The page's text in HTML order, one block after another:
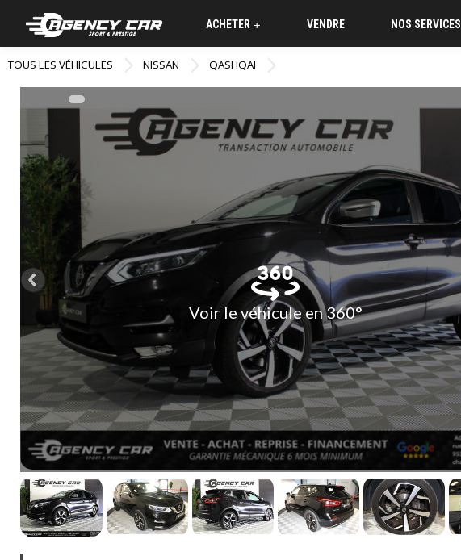
+
ACHETER VENDRE NOS SERVICES
TOUS LES VÉHICULES NISSAN QASHQAI
Voir le véhicule en 360°